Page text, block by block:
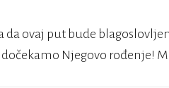
ovaj put bude
Njegovo rođenje!